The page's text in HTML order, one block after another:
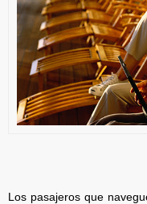
Los pasajeros que